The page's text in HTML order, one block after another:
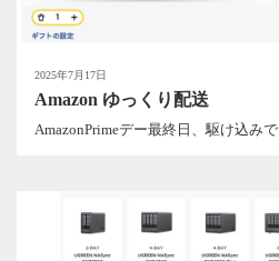
2025年7月17日
Amazon ゆっくり配送
AmazonPrimeデー最終日、駆け込みで